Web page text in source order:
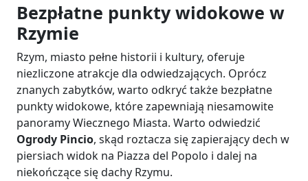
Bezpłatne punkty widokowe w
Rzymie
Rzym, miasto pełne historii i kultury, oferuje
niezliczone atrakcje dla odwiedzających. Oprócz
znanych zabytków, warto odkryć także bezpłatne
punkty widokowe, które zapewniają niesamowite
panoramy Wiecznego Miasta. Warto odwiedzić
Ogrody Pincio, skąd roztacza się zapierający dech w
piersiach widok na Piazza del Popolo i dalej na
niekończące się dachy Rzymu.